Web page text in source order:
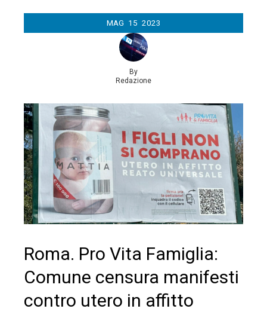
MAG 15 2023
By
Redazione
Roma. Pro Vita Famiglia:
Comune censura manifesti
contro utero in affitto